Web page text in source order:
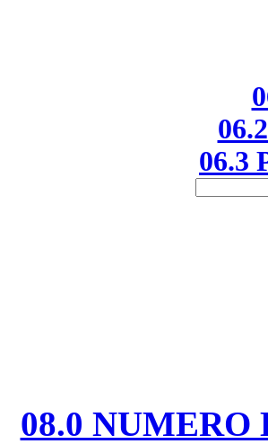
06.3
08.0